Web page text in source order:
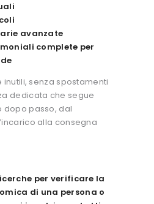
avanzate
complete per
inutili, senza spostamenti
dedicata che segue
dopo passo, dal
alla consegna
per verificare la
di una persona o